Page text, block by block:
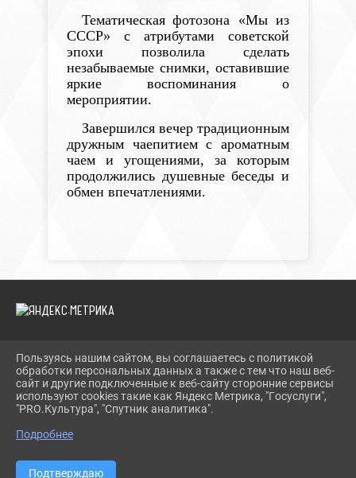
Тематическая фотозона «Мы из
СССР» с атрибутами советской
эпохи позволила сделать
незабываемые снимки, оставившие
яркие воспоминания о
мероприятии.
Завершился вечер традиционным
дружным чаепитием с ароматным
чаем и угощениями, за которым
продолжились душевные беседы и
обмен впечатлениями.
2026 Г. TEVRIZLIB.RU
ВХОД
КАРТА САЙТА
ПОЛИТИКА ОБРАБОТКИ ПЕРСОНАЛЬНЫХ ДАННЫХ
СДЕЛАНО НА KUBCMS
Пользуясь нашим сайтом, вы соглашаетесь с политикой
обработки персональных данных а также с тем что наш веб-
сайт и другие подключенные к веб-сайту сторонние сервисы
используют cookies такие как Яндекс Метрика, "Госуслуги",
"PRO.Культура", "Спутник аналитика".
Подробнее
Подтверждаю